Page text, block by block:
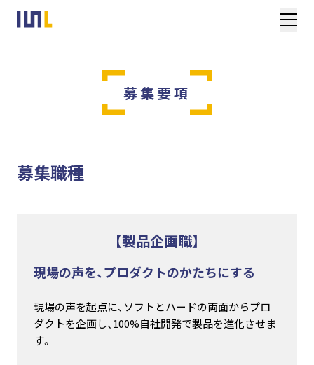
募集要項
募集職種
【製品企画職】
現場の声を、プロダクトのかたちにする
現場の声を起点に、ソフトとハードの両面からプロ
ダクトを企画し、100%自社開発で製品を進化させま
す。